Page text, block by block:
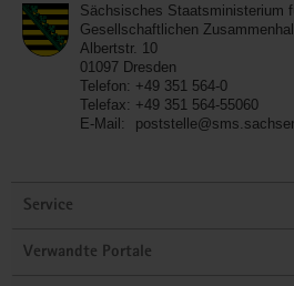
Sächsisches Staatsministerium
Gesellschaftlichen
Albertstr. 10
01097 Dresden
Telefon: +49 351 564-0
Telefax: +49 351 564-55060
E-Mail:
Service
Verwandte Portale